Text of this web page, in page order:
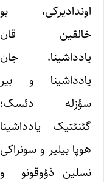
اوندادیرکی، بو
خالقین قان
یادداشینا، جان
یادداشینا و بیر
سؤزله دئسک؛
گئنئتیک یادداشینا
هوپا بیلیر و سونراکی
نسلین ذؤوقونو و